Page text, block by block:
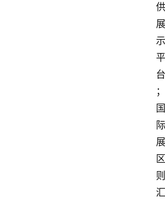
供
展
示
平
台
；
国
际
展
区
则
汇